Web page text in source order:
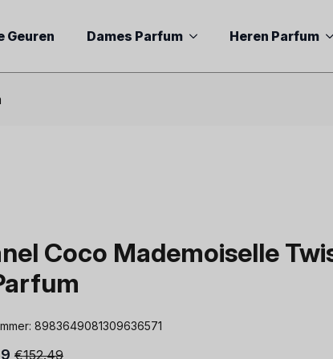
Geuren Dames Parfum Heren Parfum
Coco Mademoiselle
8983649081309636571
€152.49